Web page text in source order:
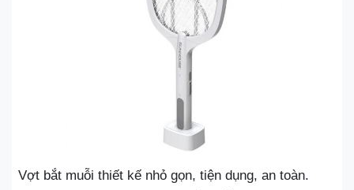
Vợt bắt muỗi thiết kế nhỏ gọn, tiện dụng, an toàn.